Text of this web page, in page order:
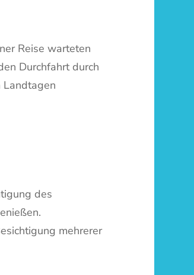
Reise warteten
Durchfahrt durch
Landtagen
des
mehrerer